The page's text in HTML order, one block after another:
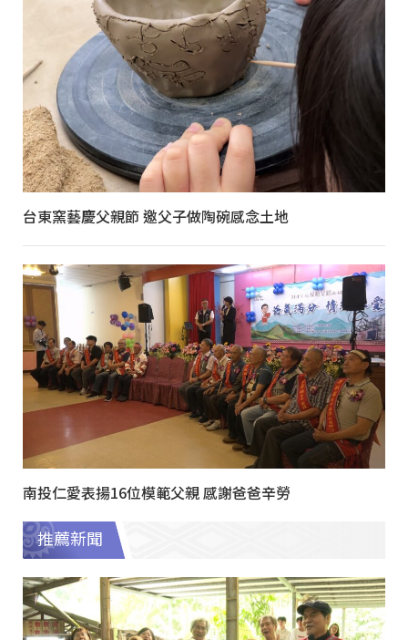
台東窯藝慶父親節 邀父子做陶碗感念土地
南投仁愛表揚16位模範父親 感謝爸爸辛勞
推薦新聞